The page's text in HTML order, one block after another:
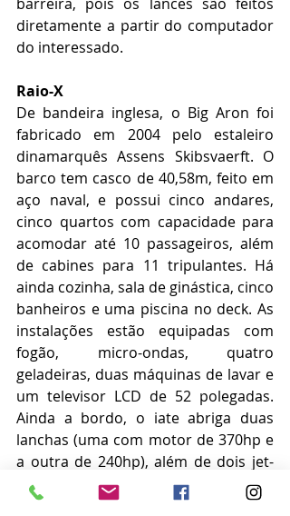
diretamente a partir do computador
do interessado.
Raio-X
De bandeira inglesa, o Big Aron foi
fabricado em 2004 pelo estaleiro
dinamarquês Assens Skibsvaerft. O
barco tem casco de 40,58m, feito em
aço naval, e possui cinco andares,
cinco quartos com capacidade para
acomodar até 10 passageiros, além
de cabines para 11 tripulantes. Há
ainda cozinha, sala de ginástica, cinco
banheiros e uma piscina no deck. As
instalações estão equipadas com
fogão, micro-ondas, quatro
geladeiras, duas máquinas de lavar e
um televisor LCD de 52 polegadas.
Ainda a bordo, o iate abriga duas
lanchas (uma com motor de 370hp e
a outra de 240hp), além de dois jet-
skis Yamaha e dois motores a diesel
da marca Caterpillar Co, com